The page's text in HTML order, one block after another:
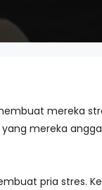
mereka
mereka
pria stres.